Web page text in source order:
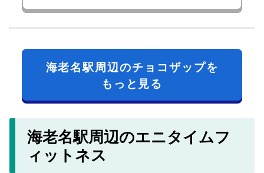
海老名駅周辺のチョコザップを
もっと見る
海老名駅周辺のエニタイムフ
ィットネス